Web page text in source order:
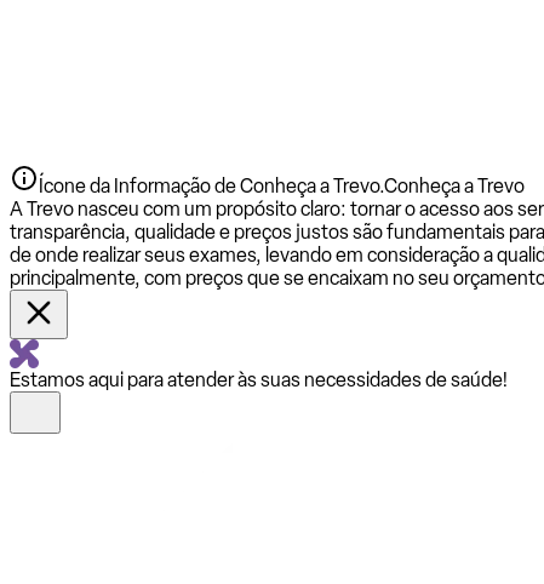
Ícone da Informação de Conheça a Trevo.Conheça a Trevo
A Trevo nasceu com um propósito claro: tornar o acesso aos
transparência, qualidade e preços justos são fundamentais
de onde realizar seus exames, levando em consideração a
principalmente, com preços que se encaixam no seu
Estamos aqui para atender às suas necessidades de saúde!